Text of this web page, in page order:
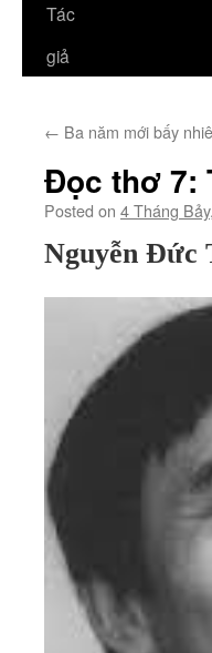
Tác
giả
← Ba năm mới bấy
Đọc thơ 7:
Posted on 4 Tháng
Nguyễn Đức